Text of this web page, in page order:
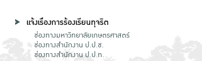
แจ้งเรื่องการร้องเรียนทุจริต
ช่องทางมหาวิทยาลัยเกษตรศาสตร์
ช่องทางสำนักงาน ป.ป.ช.
ช่องทางสำนักงาน ป.ป.ท.